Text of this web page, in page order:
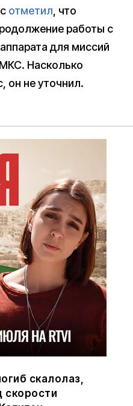
отметил , что
работы с
для миссий
Насколько
он не уточнил.
скалолаз,
скорости